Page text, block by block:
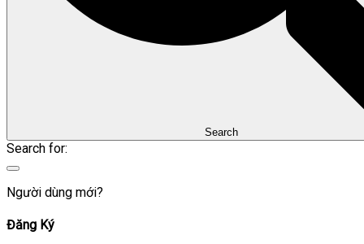
Search
Search for:
Người dùng mới?
Đăng Ký